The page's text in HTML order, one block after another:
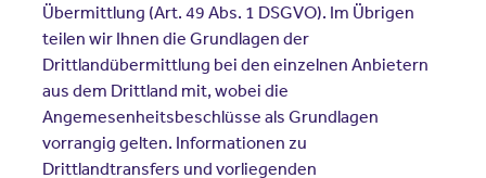
Übermittlung (Art. 49 Abs. 1 DSGVO). Im Übrigen
teilen wir Ihnen die Grundlagen der
Drittlandübermittlung bei den einzelnen Anbietern
aus dem Drittland mit, wobei die
Angemesenheitsbeschlüsse als Grundlagen
vorrangig gelten. Informationen zu
Drittlandtransfers und vorliegenden